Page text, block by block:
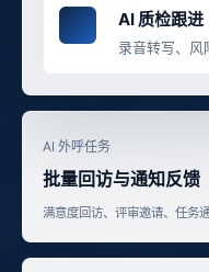
AI 质检跟进
录音转写、风
AI 外呼任务
批量回访与通知反馈
满意度回访、评审邀请、任务